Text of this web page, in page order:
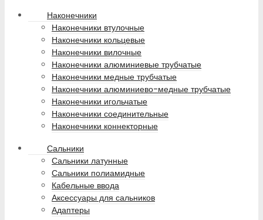
Наконечники
Наконечники втулочные
Наконечники кольцевые
Наконечники вилочные
Наконечники алюминиевые трубчатые
Наконечники медные трубчатые
Наконечники алюминиево-медные трубчатые
Наконечники игольчатые
Наконечники соединительные
Наконечники коннекторные
Сальники
Сальники латунные
Сальники полиамидные
Кабельные ввода
Аксессуары для сальников
Адаптеры